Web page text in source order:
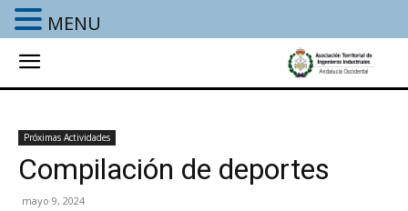
Próximas Actividades
Compilación de deportes
mayo 9, 2024
MENU